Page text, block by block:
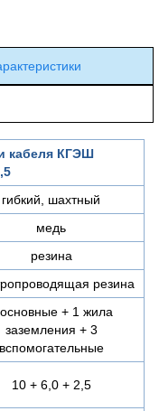
кабеля КГЭШ
гибкий, шахтный
медь
резина
резина
+ 1 жила
заземления + 3
вспомогательные
10 + 6,0 + 2,5